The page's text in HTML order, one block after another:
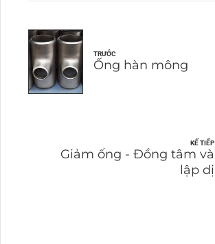
TRƯỚC
Ống hàn mông
KẾ TIẾP
Giảm ống - Đồng tâm và
lập dị